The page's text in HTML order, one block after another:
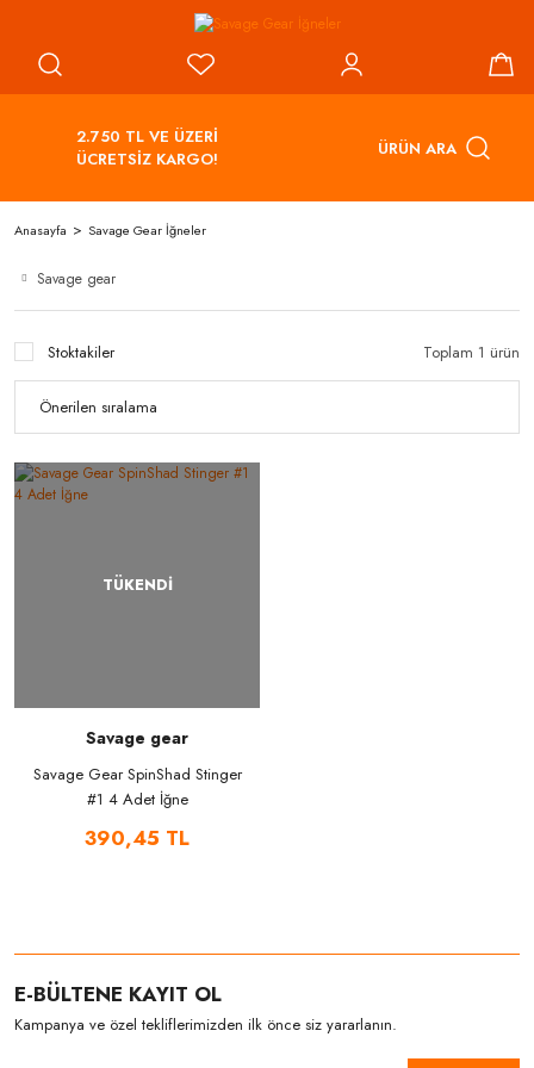
2.750 TL VE ÜZERİ
ÜCRETSİZ KARGO!
ÜRÜN ARA
Anasayfa Savage Gear İğneler
Savage gear
Stoktakiler Toplam 1 ürün
TÜKENDİ
Savage gear
Savage Gear SpinShad Stinger
#1 4 Adet İğne
390,45 TL
E-BÜLTENE KAYIT OL
Kampanya ve özel tekliflerimizden ilk önce siz yararlanın.